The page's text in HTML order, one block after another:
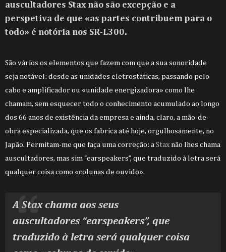
auscultadores Stax não são excepção e a
perspetiva de que «as partes contribuem para o
todo» é notória nos SR-L300.
São vários os elementos que fazem com que a sua sonoridade
seja notável: desde as unidades eletrostáticas, passando pelo
cabo e amplificador ou «unidade energizadora» como lhe
chamam, sem esquecer todo o conhecimento acumulado ao longo
dos 66 anos de existência da empresa e ainda, claro, a mão-de-
obra especializada, que os fabrica até hoje, orgulhosamente, no
Japão. Permitam-me que faça uma correção: a Stax não lhes chama
auscultadores, mas sim “earspeakers”, que traduzido à letra será
qualquer coisa como «colunas de ouvido».
A Stax chama aos seus
auscultadores “earspeakers”, que
traduzido à letra será qualquer coisa